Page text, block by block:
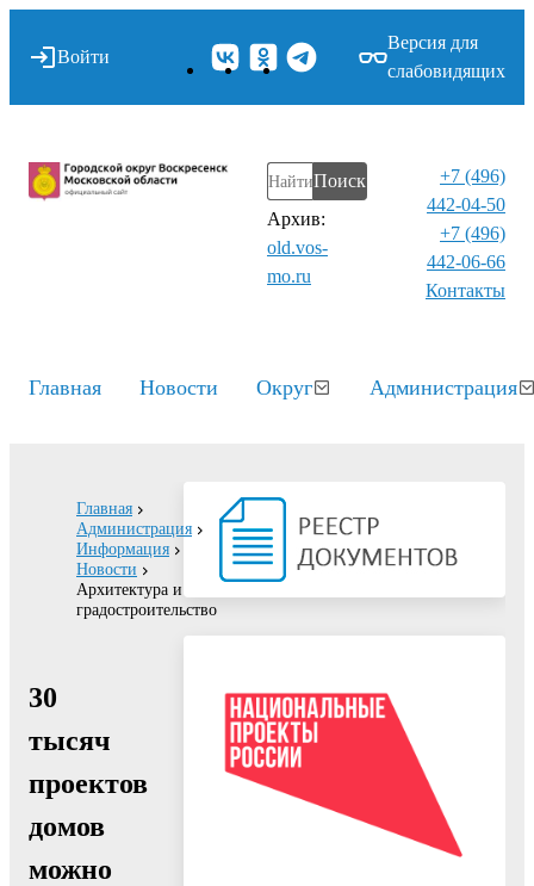
Войти
Версия для
слабовидящих
Поиск
Архив:
old.vos-
mo.ru
+7 (496)
442-04-50
+7 (496)
442-06-66
Контакты⁠
Главная Новости Округ Администрация
Главная
Администрация
Информация
Новости
Архитектура и
градостроительство
30
тысяч
проектов
домов
можно